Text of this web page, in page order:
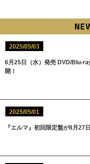
2025/05/03
6月25日（水）発売 DVD/Blu-
開！
2025/05/01
『エルマ』初回限定盤が8月27